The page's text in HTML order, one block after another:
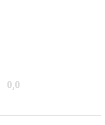
0,0